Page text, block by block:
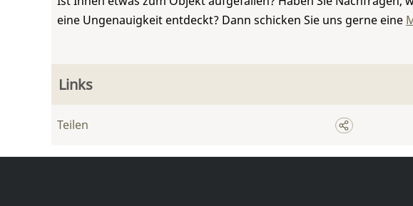
eine Ungenauigkeit entdeckt? Dann schicken Sie uns gerne eine
Links
Teilen